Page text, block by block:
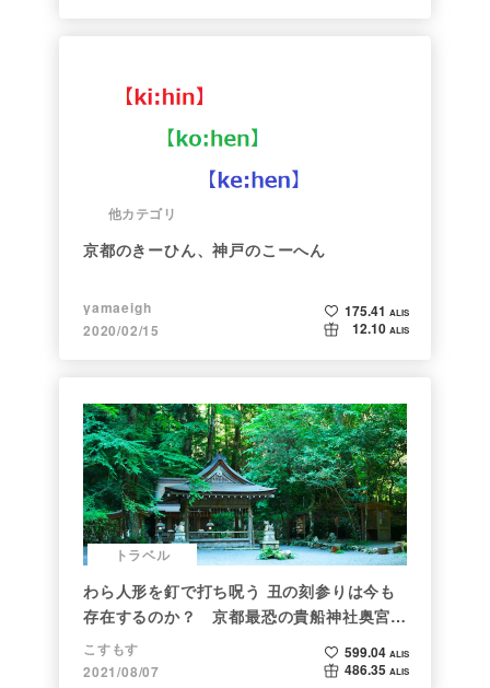
他カテゴリ
京都のきーひん、神戸のこーへん
yamaeigh
2020/02/15
175.41 ALIS
12.10 ALIS
トラベル
わら人形を釘で打ち呪う 丑の刻参りは今も
存在するのか？ 京都最恐の貴船神社奥宮を
調べた
こすもす
2021/08/07
599.04 ALIS
486.35 ALIS